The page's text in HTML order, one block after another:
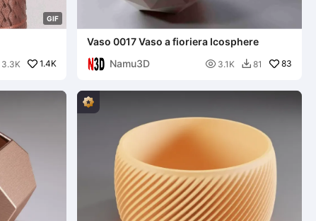
GIF
3.3K 1.4K
Vaso 0017 Vaso a fioriera Icosphere
Namu3D
 3.1K  81 83